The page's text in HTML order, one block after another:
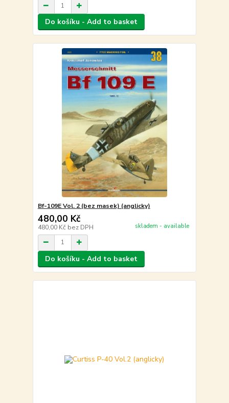
Do košíku - Add to basket
Bf-109E Vol. 2 (bez masek) (anglicky)
480,00 Kč
480,00 Kč bez DPH skladem - available
Do košíku - Add to basket